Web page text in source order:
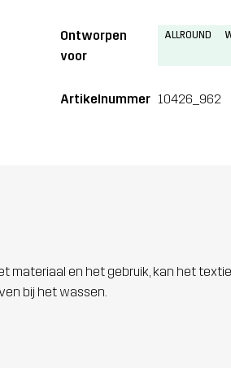
Ontworpen
voor
ALLROUND
Artikelnummer 10426_962
materiaal en het gebruik, kan het
bij het wassen.